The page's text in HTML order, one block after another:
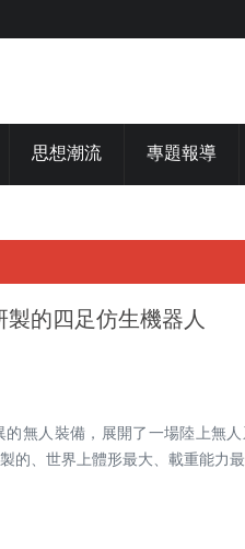
思想潮流 專題報導
製的四足仿生機器人
無人裝備，展開了一場陸上無
的、世界上體形最大、載重能力